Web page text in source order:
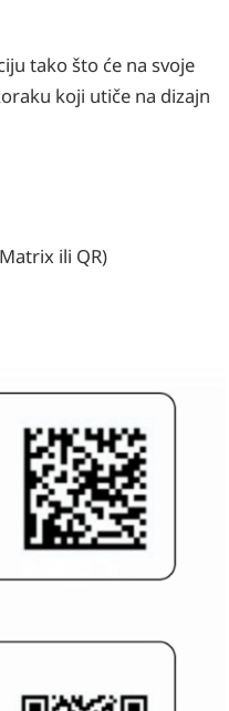
tako što će na svoje
koji utiče na dizajn
ili QR)